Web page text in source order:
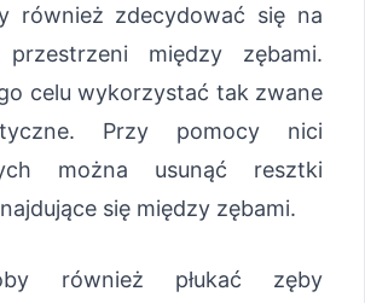
również zdecydować się na
przestrzeni między zębami.
celu wykorzystać tak zwane
Przy pomocy nici
można usunąć resztki
się między zębami.
również płukać zęby